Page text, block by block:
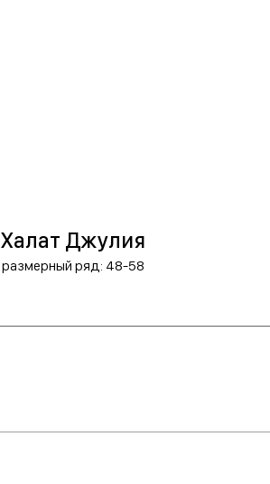
Халат Джулия
размерный ряд: 48-58